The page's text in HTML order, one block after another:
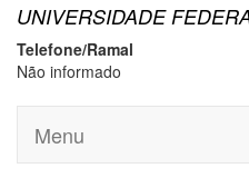
UNIVERSIDADE
Telefone/Ramal
Não informado
Menu